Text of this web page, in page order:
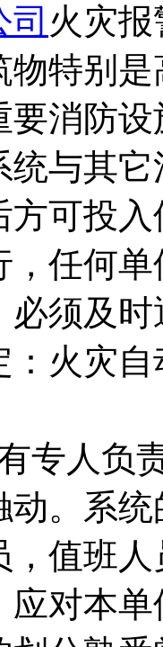
火灾
物特别
要消防
统与其
方可投
，任何
必须及
：火灾
专人负
动。系
，值班
应对本